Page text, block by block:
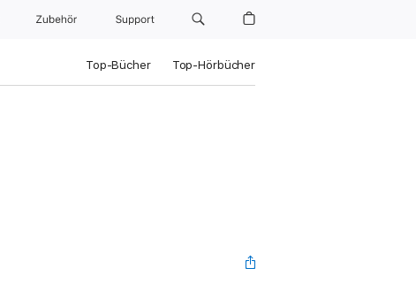
Zubehör Support
Top-Bücher Top-Hörbücher